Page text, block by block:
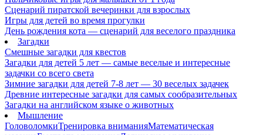
Сценарий пиратской вечеринки для взрослых
Игры для детей во время прогулки
День рождения кота — сценарий для веселого праздника
Загадки
Смешные загадки для квестов
Загадки для детей 5 лет — самые веселые и интересные
задачки со всего света
Зимние загадки для детей 7-8 лет — 30 веселых задачек
Древние интересные загадки для самых сообразительных
Загадки на английском языке о животных
Мышление
ГоловоломкиТренировка вниманияМатематическая